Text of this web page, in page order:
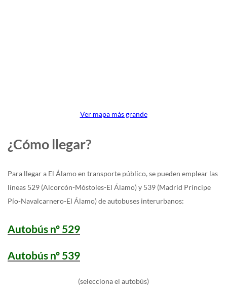
Ver mapa más grande
¿Cómo llegar?
Para llegar a El Álamo en transporte público, se pueden emplear las
líneas 529 (Alcorcón-Móstoles-El Álamo) y 539 (Madrid Príncipe
Pío-Navalcarnero-El Álamo) de autobuses interurbanos:
Autobús nº 529
Autobús nº 539
(selecciona el autobús)